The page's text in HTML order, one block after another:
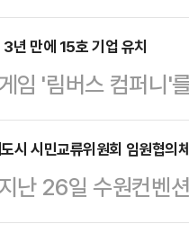
인에게 더 편리하고
회의실에서 열린
"새정부가 AI 투
있는 '모두의 AI'를
청을 AI 3대 과제
말했다.AI 시민
년 만에 15호 기업 유치
임 '림버스 컴퍼니'
선 8기 제15호 투
이재준 수원시장,
은 광교에 신사옥
는 사옥 건립, 본
시 시민교류위원회 임원협의
난 26일 수원컨벤
족식'을 개최했다